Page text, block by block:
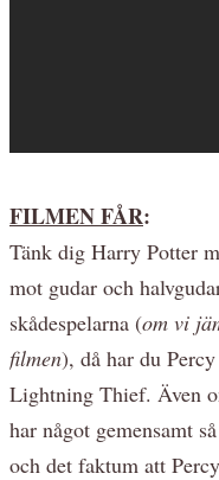
FILMEN FÅR:
Tänk dig Harry Potter
mot gudar och
skådespelarna (om vi
filmen), då har du
Lightning Thief. Även
har något gemensamt
och det faktum att